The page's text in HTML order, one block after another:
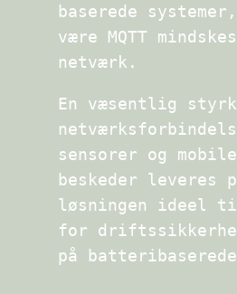
baserede
være MQTT
netværk.
En væsentlig
sensorer og
beskeder
løsningen ideel
for
på